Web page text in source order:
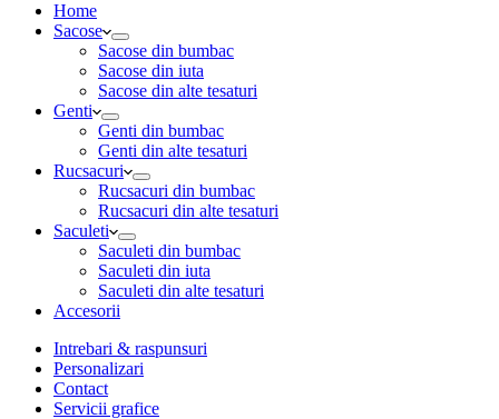
Home
Sacose
Sacose din bumbac
Sacose din iuta
Sacose din alte tesaturi
Genti
Genti din bumbac
Genti din alte tesaturi
Rucsacuri
Rucsacuri din bumbac
Rucsacuri din alte tesaturi
Saculeti
Saculeti din bumbac
Saculeti din iuta
Saculeti din alte tesaturi
Accesorii
Intrebari & raspunsuri
Personalizari
Contact
Servicii grafice